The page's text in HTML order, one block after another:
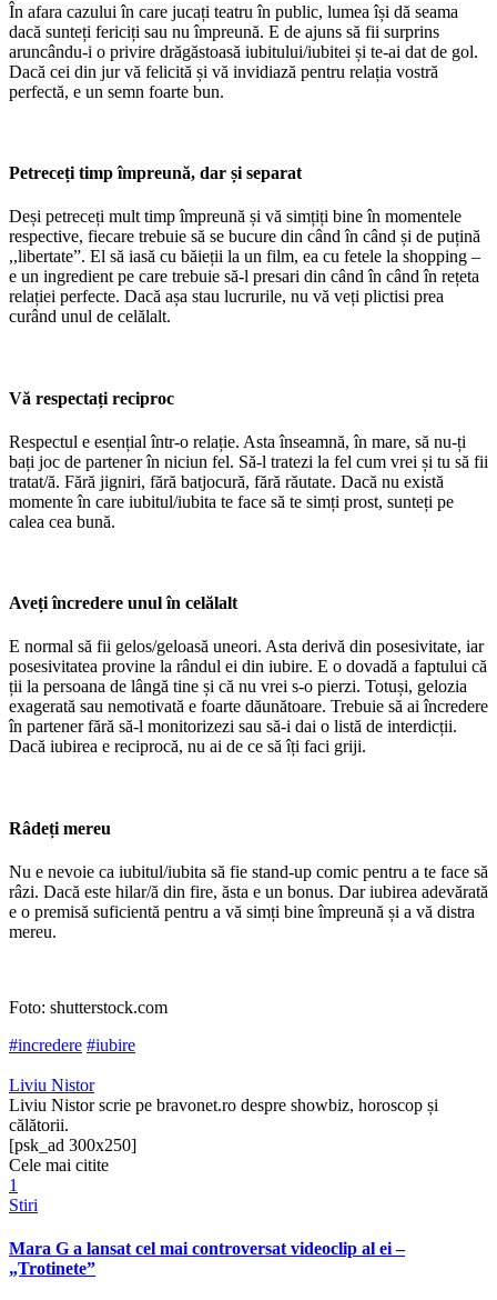
În afara cazului în care jucați teatru în public, lumea își dă seama
dacă sunteți fericiți sau nu împreună. E de ajuns să fii surprins
aruncându-i o privire drăgăstoasă iubitului/iubitei și te-ai dat de gol.
Dacă cei din jur vă felicită și vă invidiază pentru relația vostră
perfectă, e un semn foarte bun.
Petreceți timp împreună, dar și separat
Deși petreceți mult timp împreună și vă simțiți bine în momentele
respective, fiecare trebuie să se bucure din când în când și de puțină
,,libertate”. El să iasă cu băieții la un film, ea cu fetele la shopping –
e un ingredient pe care trebuie să-l presari din când în când în rețeta
relației perfecte. Dacă așa stau lucrurile, nu vă veți plictisi prea
curând unul de celălalt.
Vă respectați reciproc
Respectul e esențial într-o relație. Asta înseamnă, în mare, să nu-ți
bați joc de partener în niciun fel. Să-l tratezi la fel cum vrei și tu să fii
tratat/ă. Fără jigniri, fără batjocură, fără răutate. Dacă nu există
momente în care iubitul/iubita te face să te simți prost, sunteți pe
calea cea bună.
Aveți încredere unul în celălalt
E normal să fii gelos/geloasă uneori. Asta derivă din posesivitate, iar
posesivitatea provine la rândul ei din iubire. E o dovadă a faptului că
ții la persoana de lângă tine și că nu vrei s-o pierzi. Totuși, gelozia
exagerată sau nemotivată e foarte dăunătoare. Trebuie să ai încredere
în partener fără să-l monitorizezi sau să-i dai o listă de interdicții.
Dacă iubirea e reciprocă, nu ai de ce să îți faci griji.
Râdeți mereu
Nu e nevoie ca iubitul/iubita să fie stand-up comic pentru a te face să
râzi. Dacă este hilar/ă din fire, ăsta e un bonus. Dar iubirea adevărată
e o premisă suficientă pentru a vă simți bine împreună și a vă distra
mereu.
Foto: shutterstock.com
#incredere #iubire
Liviu Nistor
Liviu Nistor scrie pe bravonet.ro despre showbiz, horoscop și
călătorii.
[psk_ad 300x250]
Cele mai citite
1
Stiri
Mara G a lansat cel mai controversat videoclip al ei –
„Trotinete”